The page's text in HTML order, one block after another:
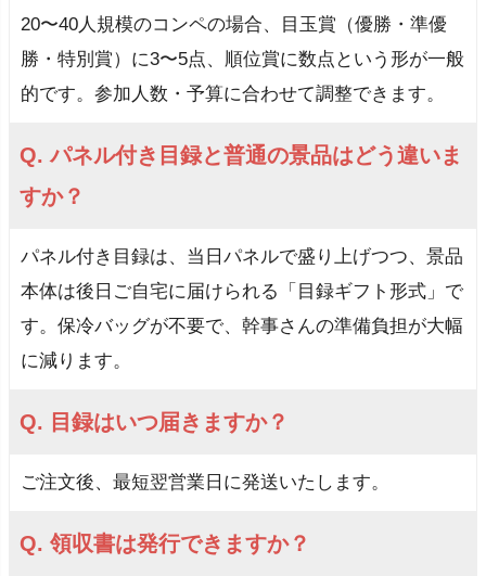
20〜40人規模のコンペの場合、目玉賞（優勝・準優
勝・特別賞）に3〜5点、順位賞に数点という形が一般
的です。参加人数・予算に合わせて調整できます。
Q. パネル付き目録と普通の景品はどう違いま
すか？
パネル付き目録は、当日パネルで盛り上げつつ、景品
本体は後日ご自宅に届けられる「目録ギフト形式」で
す。保冷バッグが不要で、幹事さんの準備負担が大幅
に減ります。
Q. 目録はいつ届きますか？
ご注文後、最短翌営業日に発送いたします。
Q. 領収書は発行できますか？